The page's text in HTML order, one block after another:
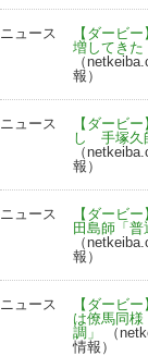
ニュース
【ダービ
増してき
（
報）
ニュース
【ダービ
し 手塚久
（
報）
ニュース
【ダービ
田島師「普
（
報）
ニュース
【ダービ
は僚馬同
調」
（
情報）